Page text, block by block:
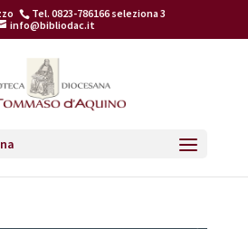
Tel. 0823-786166 seleziona 3
info@bibliodac.it